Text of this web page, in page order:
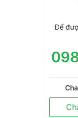
Để